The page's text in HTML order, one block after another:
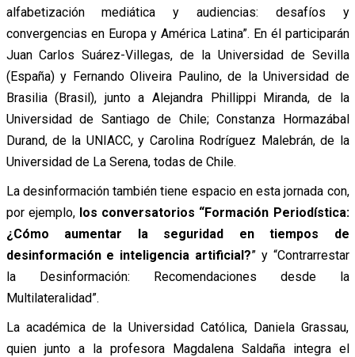
alfabetización mediática y audiencias: desafíos y
convergencias en Europa y América Latina”. En él participarán
Juan Carlos Suárez-Villegas, de la Universidad de Sevilla
(España) y Fernando Oliveira Paulino, de la Universidad de
Brasilia (Brasil), junto a Alejandra Phillippi Miranda, de la
Universidad de Santiago de Chile; Constanza Hormazábal
Durand, de la UNIACC, y Carolina Rodríguez Malebrán, de la
Universidad de La Serena, todas de Chile.
La desinformación también tiene espacio en esta jornada con,
por ejemplo,los conversatorios “Formación Periodística:
¿Cómo aumentar la seguridad en tiempos de
desinformación e inteligencia artificial?” y “Contrarrestar
la Desinformación: Recomendaciones desde la
Multilateralidad”.
La académica de la Universidad Católica, Daniela Grassau,
quien junto a la profesora Magdalena Saldaña integra el